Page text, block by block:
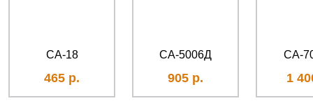
СА-18
465 р.
СА-5006Д
905 р.
СА-
1